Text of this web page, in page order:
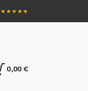
★★★★★
0,00 €